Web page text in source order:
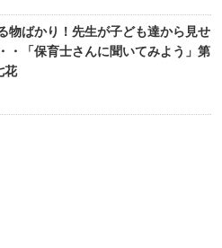
物ばかり！先生が子ども達から見せ
・「保育士さんに聞いてみよう」第
花